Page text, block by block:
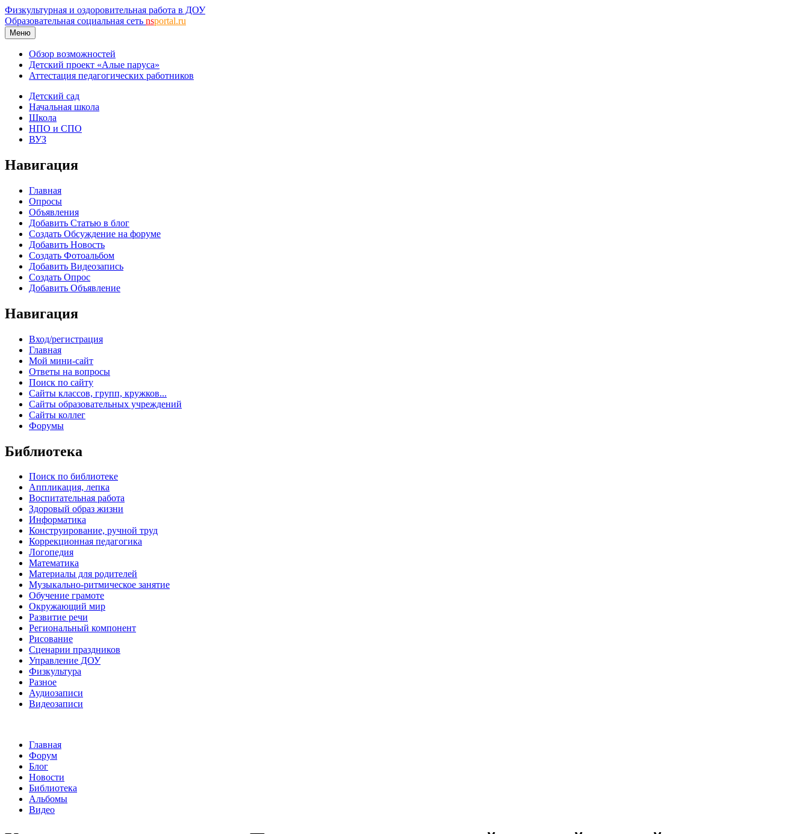
Физкультурная и оздоровительная работа в ДОУ
Образовательная социальная сеть nsportal.ru
Меню
Обзор возможностей
Детский проект «Алые паруса»
Аттестация педагогических работников
Детский сад
Начальная школа
Школа
НПО и СПО
ВУЗ
Навигация
Главная
Опросы
Объявления
Добавить Статью в блог
Создать Обсуждение на форуме
Добавить Новость
Создать Фотоальбом
Добавить Видеозапись
Создать Опрос
Добавить Объявление
Навигация
Вход/регистрация
Главная
Мой мини-сайт
Ответы на вопросы
Поиск по сайту
Сайты классов, групп, кружков...
Сайты образовательных учреждений
Сайты коллег
Форумы
Библиотека
Поиск по библиотеке
Аппликация, лепка
Воспитательная работа
Здоровый образ жизни
Информатика
Конструирование, ручной труд
Коррекционная педагогика
Логопедия
Математика
Материалы для родителей
Музыкально-ритмическое занятие
Обучение грамоте
Окружающий мир
Развитие речи
Региональный компонент
Рисование
Сценарии праздников
Управление ДОУ
Физкультура
Разное
Аудиозаписи
Видеозаписи
Главная
Форум
Блог
Новости
Библиотека
Альбомы
Видео